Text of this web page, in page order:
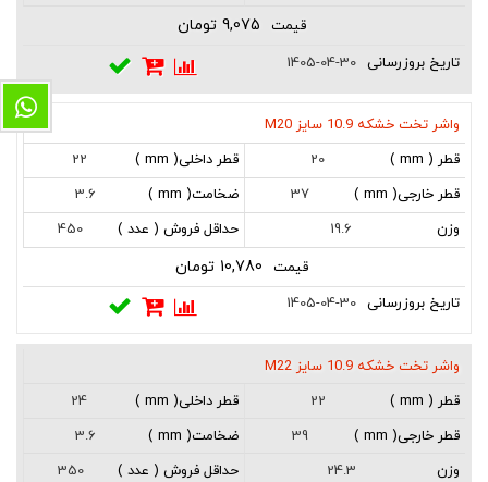
1405-04-30
واشر تخت خشکه 10.9 سایز M20
20
22
37
3.6
19.6
450
1405-04-30
واشر تخت خشکه 10.9 سایز M22
22
24
39
3.6
24.3
350